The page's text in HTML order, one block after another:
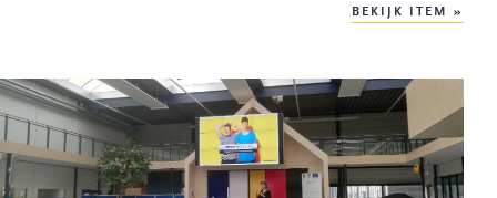
BEKIJK ITEM